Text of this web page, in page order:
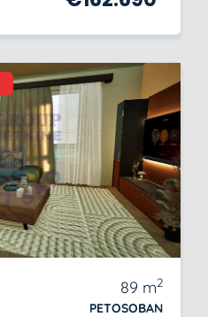
89 m2
PETOSOBAN